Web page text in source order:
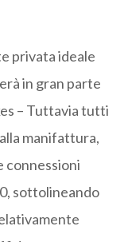
privata ideale
in gran parte
– Tuttavia tutti
manifattura,
connessioni
sottolineando